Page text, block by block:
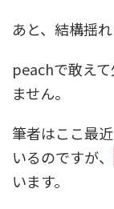
あと、結構揺れ
peachで敢え
ません。
筆者はここ最
いるのですが、
います。